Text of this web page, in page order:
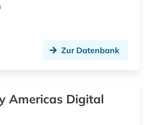
fid religionswissenschaft (1)Zur Datenbank
Americas Digital